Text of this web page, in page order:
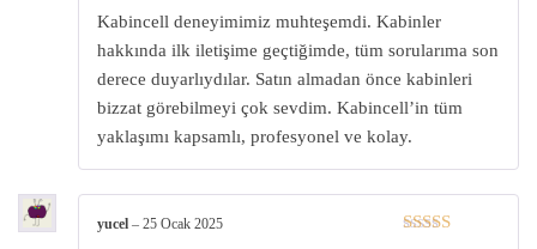
5oy aldı
Kabincell deneyimimiz muhteşemdi. Kabinler
hakkında ilk iletişime geçtiğimde, tüm sorularıma son
derece duyarlıydılar. Satın almadan önce kabinleri
bizzat görebilmeyi çok sevdim. Kabincell’in tüm
yaklaşımı kapsamlı, profesyonel ve kolay.
yucel – 25 Ocak 2025